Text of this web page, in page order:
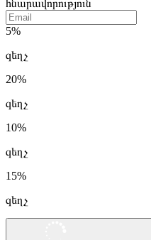
հնարավորություն
5%
զեղչ
20%
զեղչ
10%
զեղչ
15%
զեղչ